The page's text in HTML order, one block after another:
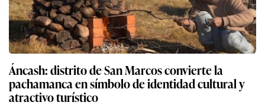
Áncash: distrito de San Marcos convierte la
pachamanca en símbolo de identidad cultural y
atractivo turístico